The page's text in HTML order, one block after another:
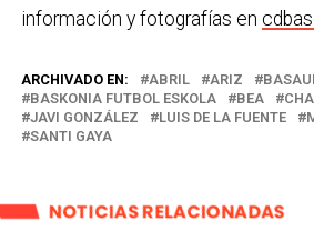
información y fotografías en
ARCHIVADO EN: ABRIL ARIZ
BASKONIA FUTBOL ESKOLA
BEA
JAVI GONZÁLEZ
LUIS DE LA FUENTE
SANTI GAYA
NOTICIAS RELACIONADAS